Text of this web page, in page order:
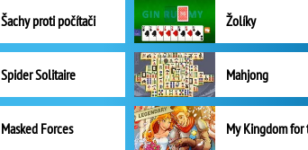
Šachy proti počítači Žolíky
Spider Solitaire Mahjong
Masked Forces